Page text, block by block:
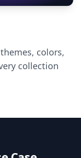
colors,
collection